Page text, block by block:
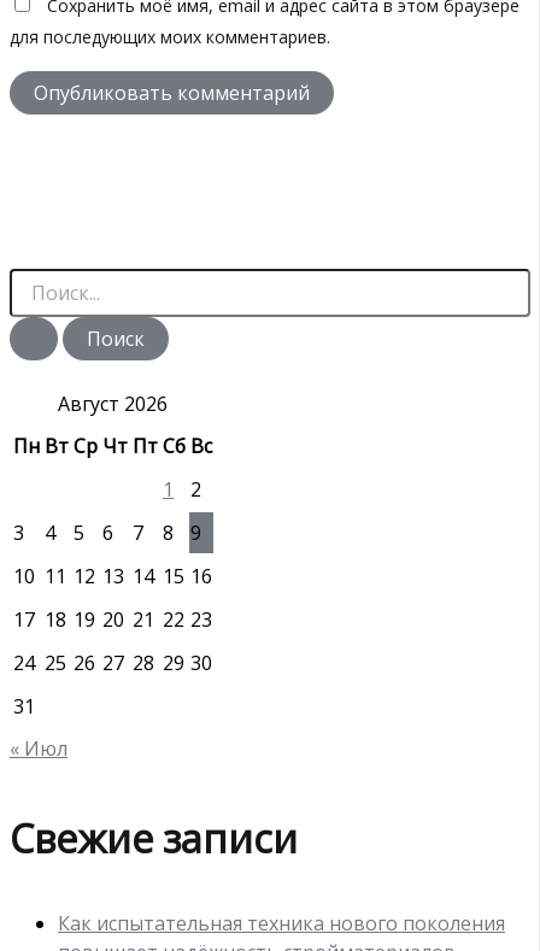
Сохранить моё имя, email и адрес сайта в этом браузере
для последующих моих комментариев.
П
и
с
Август 2026
Пн ВтСр Чт ПтСб Вс
1
2
3
4 5 6 7 8
9
10 11 12 13 14 15 16
17 18 19 20 21 22 23
24 25 26 27 28 29 30
31
« Июл
Свежие записи
Как испытательная техника нового поколения